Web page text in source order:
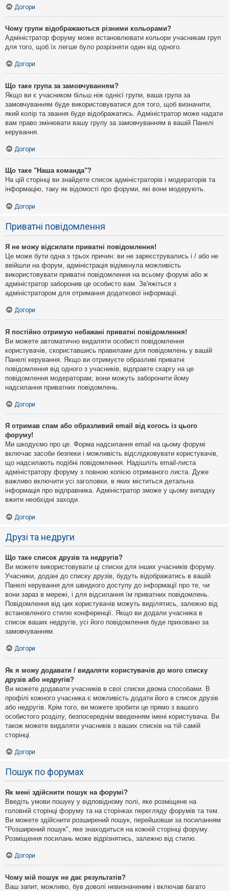
Догори
Чому групи відображаються різними кольорами?
Адміністратор форуму може встановлювати кольори учасникам груп
для того, щоб їх легше було розрізняти один від одного.
Догори
Що таке група за замовчуванням?
Якщо ви є учасником більш ніж однієї групи, ваша група за
замовчуванням буде використовуватися для того, щоб визначити,
який колір та звання буде відображатись. Адміністратор може надати
вам право змінювати вашу групу за замовчуванням в вашій Панелі
керування.
Догори
Що таке "Наша команда"?
На цій сторінці ви знайдете список адміністраторів і модераторів та
інформацію, таку як відомості про форуми, які вони модерують.
Догори
Приватні повідомлення
Я не можу відсилати приватні повідомлення!
Це може бути одна з трьох причин: ви не зареєструвались і / або не
ввійшли на форум, адміністрація відімкнула можливість
використовувати приватні повідомлення на всьому форумі або ж
адміністратор заборонив це особисто вам. Зв'яжіться з
адміністратором для отримання додаткової інформації.
Догори
Я постійно отримую небажані приватні повідомлення!
Ви можете автоматично видаляти особисті повідомлення
користувачів, скориставшись правилами для повідомлень у вашій
Панелі керування. Якщо ви отримуєте образливі приватні
повідомлення від одного з учасників, відправте скаргу на це
повідомлення модераторам; вони можуть заборонити йому
надсилання приватних повідомлень.
Догори
Я отримав спам або образливий email від когось із цього
форуму!
Ми шкодуємо про це. Форма надсилання email на цьому форумі
включає засоби безпеки і можливість відслідковувати користувачів,
що надсилають подібні повідомлення. Надішліть email-листа
адміністратору форуму з повною копією отриманого листа. Дуже
важливо включити усі заголовки, в яких міститься детальна
інформація про відправника. Адміністратор зможе у цьому випадку
вжити необхідні заходи.
Догори
Друзі та недруги
Що таке список друзів та недругів?
Ви можете використовувати ці списки для інших учасників форуму.
Учасники, додані до списку друзів, будуть відображатись в вашій
Панелі керування для швидкого доступу до інформації про те, чи
вони зараз в мережі, і для відсилання їм приватних повідомлень.
Повідомлення від цих користувачів можуть виділятись, залежно від
встановленого стилю конференції. Якщо ви додали учасника в
список ваших недругів, усі його повідомлення буде приховано за
замовчуванням.
Догори
Як я можу додавати / видаляти користувачів до мого списку
друзів або недругів?
Ви можете додавати учасників в свої списки двома способами. В
профілі кожного учасника є можливість додати його в список друзів
або недругів. Крім того, ви можете зробити це прямо з вашого
особистого розділу, безпосереднім введенням імені користувача. Ви
також можете видаляти учасників з ваших списків на тій самій
сторінці.
Догори
Пошук по форумах
Як мені здійснити пошук на форумі?
Введіть умови пошуку у відповідному полі, яке розміщене на
головній сторінці форуму та на сторінках перегляду форумів та тем.
Ви можете здійснити розширений пошук, перейшовши за посиланням
"Розширений пошук", яке знаходиться на кожній сторінці форуму.
Розміщення посилань може відрізнятись, залежно від стилю.
Догори
Чому мій пошук не дає результатів?
Ваш запит, можливо, був доволі невизначеним і включав багато